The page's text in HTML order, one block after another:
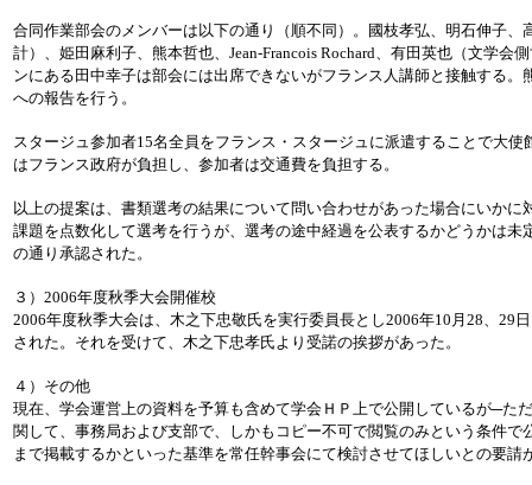
合同作業部会のメンバーは以下の通り（順不同）。國枝孝弘、明石伸子、
計）、姫田麻利子、熊本哲也、Jean-Francois Rochard、有田英也（文学会
ンにある田中幸子は部会には出席できないがフランス人講師と接触する。
への報告を行う。
スタージュ参加者15名全員をフランス・スタージュに派遣することで大
はフランス政府が負担し、参加者は交通費を負担する。
以上の提案は、書類選考の結果について問い合わせがあった場合にいかに
課題を点数化して選考を行うが、選考の途中経過を公表するかどうかは未
の通り承認された。
３）2006年度秋季大会開催校
2006年度秋季大会は、木之下忠敬氏を実行委員長とし2006年10月28、29
された。それを受けて、木之下忠孝氏より受諾の挨拶があった。
４）その他
現在、学会運営上の資料を予算も含めて学会ＨＰ上で公開しているが─た
関して、事務局および支部で、しかもコピー不可で閲覧のみという条件
まで掲載するかといった基準を常任幹事会にて検討させてほしいとの要請